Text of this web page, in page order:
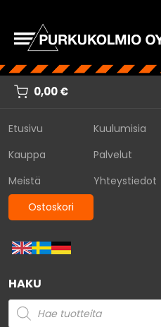
0,00€
Etusivu
Kuulumisia
Kauppa
Palvelut
Meistä
Yhteystiedot
Ostoskori
HAKU